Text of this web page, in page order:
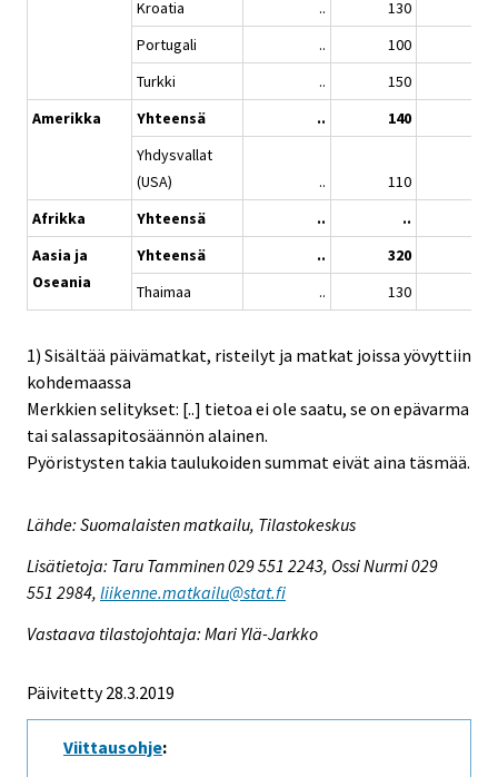
Kroatia .. 130
Portugali
.. 100
Turkki
.. 150
Amerikka
Yhteensä .. 140
Yhdysvallat
(USA)
.. 110
Afrikka
Yhteensä .. ..
Aasia ja
Oseania
Yhteensä .. 320
Thaimaa
.. 130
1) Sisältää päivämatkat, risteilyt ja matkat joissa yövyttiin
kohdemaassa
Merkkien selitykset: [..] tietoa ei ole saatu, se on epävarma
tai salassapitosäännön alainen.
Pyöristysten takia taulukoiden summat eivät aina täsmää.
Lähde: Suomalaisten matkailu, Tilastokeskus
Lisätietoja: Taru Tamminen 029 551 2243, Ossi Nurmi 029
551 2984, liikenne.matkailu@stat.fi
Vastaava tilastojohtaja: Mari Ylä-Jarkko
Päivitetty 28.3.2019
Viittausohje: